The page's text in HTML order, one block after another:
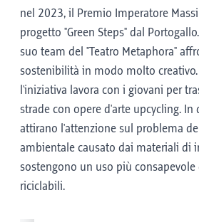
Magyar - Ungherese
Nederlands - Olandese
Norsk - Norvegese
Polski - Polacco
nel 2023, il Premio Imperatore
progetto "Green Steps" dal
suo team del "Teatro Metaphora"
sostenibilità in modo molto creativo.
l'iniziativa lavora con i giovani per
strade con opere d'arte upcycling. In
attirano l'attenzione sul problema
ambientale causato dai materiali di
sostengono un uso più
riciclabili.